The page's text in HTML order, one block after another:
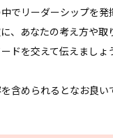
でリーダーシップを発
、あなたの考え方や取
ドを交えて伝えましょ
含められるとなお良い